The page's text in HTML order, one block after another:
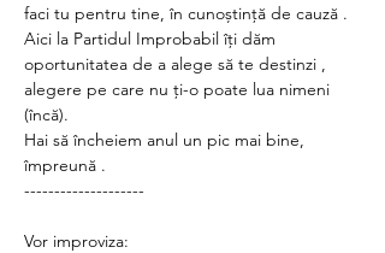
faci tu pentru tine, în cunoștință de cauză .
Aici la Partidul Improbabil îți dăm
oportunitatea de a alege să te destinzi ,
alegere pe care nu ți-o poate lua nimeni
(încă).
Hai să încheiem anul un pic mai bine,
împreună .
--------------------
Vor improviza: